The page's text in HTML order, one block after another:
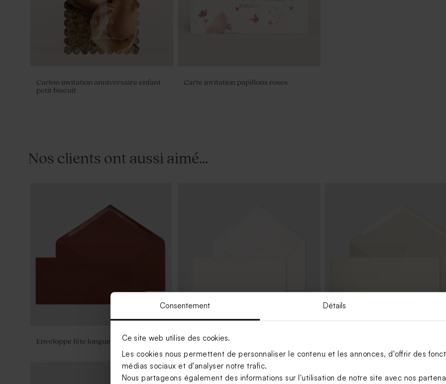
Consentement Détails
Ce site web utilise des cookies.
Les cookies nous permettent de personnaliser le contenu et les annonces, d'offrir des
médias sociaux et d'analyser notre trafic.
Nous partageons également des informations sur l'utilisation de notre site avec nos
Carton invitation anniversaire enfant
petit biscuit
Carte invitation papillons roses
Nos clients ont aussi aimé...
Enveloppe fête longue rouille Enveloppe crème longue
moucheté